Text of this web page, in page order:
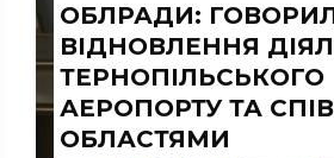
ОБЛРАДИ:
ВІДНОВЛЕННЯ
ТЕРНОПІЛЬСЬКОГО
АЕРОПОРТУ ТА
ОБЛАСТЯМИ